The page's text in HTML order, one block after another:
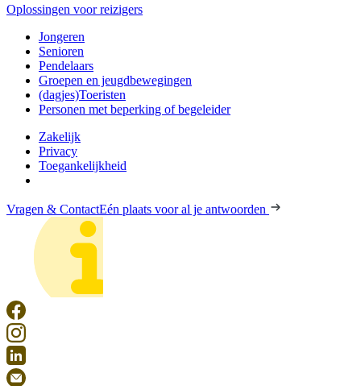
Oplossingen voor reizigers
Jongeren
Senioren
Pendelaars
Groepen en jeugdbewegingen
(dagjes)Toeristen
Personen met beperking of begeleider
Zakelijk
Privacy
Toegankelijkheid
Vragen & ContactEén plaats voor al je antwoorden